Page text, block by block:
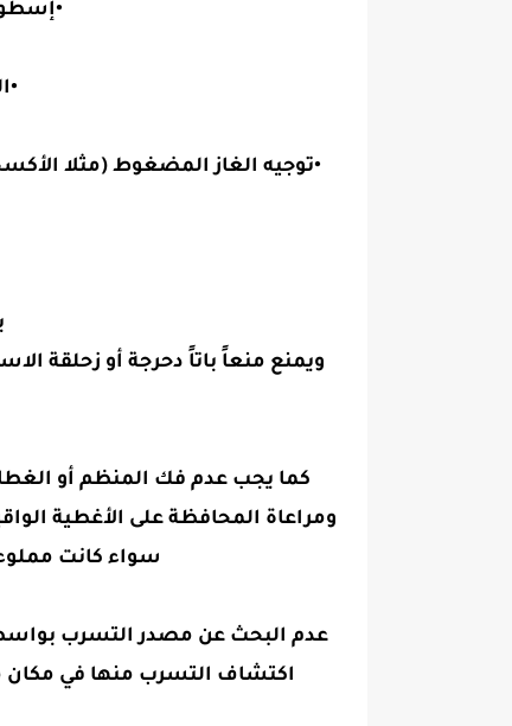
•توجيه الغاز المضغوط (مثلا
ويمنع منعاً باتاً دحرجة أو زحلقة
كما يجب عدم فك المنظم أو
ومراعاة المحافظة على الأغطية
سواء كانت
عدم البحث عن مصدر التسرب
اكتشاف التسرب منها في مكان